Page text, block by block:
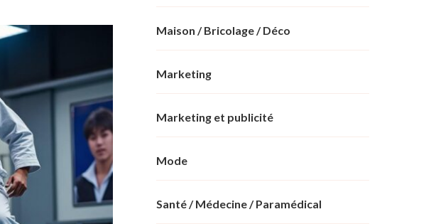
Maison / Bricolage / Déco
Marketing
Marketing et publicité
Mode
Santé / Médecine / Paramédical